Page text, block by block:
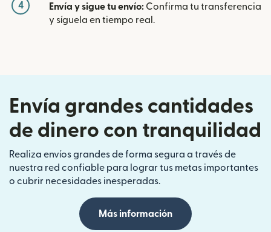
4 Envía y sigue tu envío: Confirma tu transferencia
y síguela en tiempo real.
Envía grandes cantidades
de dinero con tranquilidad
Realiza envíos grandes de forma segura a través de
nuestra red confiable para lograr tus metas importantes
o cubrir necesidades inesperadas.
Más información